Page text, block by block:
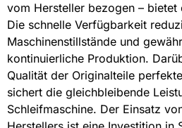
vom Hersteller bezogen – bietet
Die schnelle Verfügbarkeit
Maschinenstillstände und
kontinuierliche Produktion.
Qualität der Originalteile
sichert die gleichbleibende
Schleifmaschine. Der Einsatz